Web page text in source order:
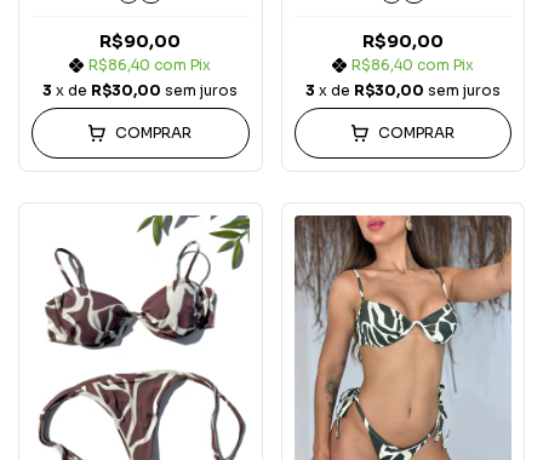
R$90,00
R$86,40com Pix
3 x de R$30,00 sem juros
COMPRAR
R$90,00
R$86,40 com Pix
3 x de R$30,00 sem juros
COMPRAR